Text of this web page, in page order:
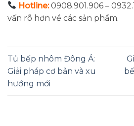
Hotline: 0908.901.906 –
vấn rõ hơn về các sản phẩm.
Tủ bếp nhôm Đông Á:
Giải pháp cơ bản và xu
hướng mới